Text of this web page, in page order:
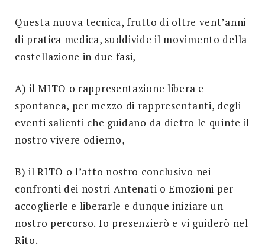
Questa nuova tecnica, frutto di oltre vent’anni
di pratica medica, suddivide il movimento della
costellazione in due fasi,
A) il MITO o rappresentazione libera e
spontanea, per mezzo di rappresentanti, degli
eventi salienti che guidano da dietro le quinte il
nostro vivere odierno,
B) il RITO o l’atto nostro conclusivo nei
confronti dei nostri Antenati o Emozioni per
accoglierle e liberarle e dunque iniziare un
nostro percorso. Io presenzierò e vi guiderò nel
Rito.